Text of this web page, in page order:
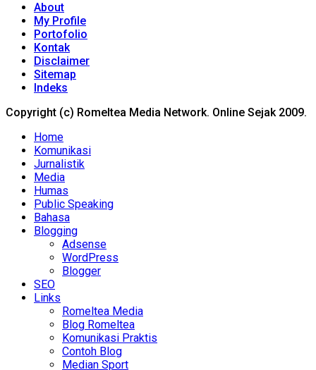
About
My Profile
Portofolio
Kontak
Disclaimer
Sitemap
Indeks
Copyright (c) Romeltea Media Network. Online Sejak 2009.
Home
Komunikasi
Jurnalistik
Media
Humas
Public Speaking
Bahasa
Blogging
Adsense
WordPress
Blogger
SEO
Links
Romeltea Media
Blog Romeltea
Komunikasi Praktis
Contoh Blog
Median Sport